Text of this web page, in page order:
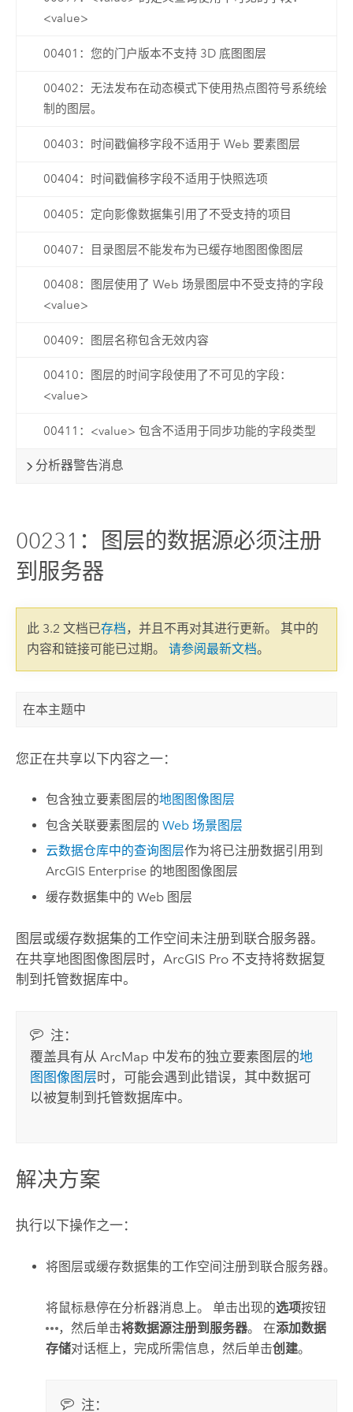
<value>
00401：您的门户版本不支持 3D 底图图层
00402：无法发布在动态模式下使用热点图符号系统绘
制的图层。
00403：时间戳偏移字段不适用于 Web 要素图层
00404：时间戳偏移字段不适用于快照选项
00405：定向影像数据集引用了不受支持的项目
00407：目录图层不能发布为已缓存地图图像图层
00408：图层使用了 Web 场景图层中不受支持的字段
<value>
00409：图层名称包含无效内容
00410：图层的时间字段使用了不可见的字段：
<value>
00411：<value> 包含不适用于同步功能的字段类型
分析器警告消息
00231：图层的数据源必须注册
到服务器
此 3.2 文档已存档，并且不再对其进行更新。 其中的
内容和链接可能已过期。 请参阅最新文档。
在本主题中
您正在共享以下内容之一：
包含独立要素图层的地图图像图层
包含关联要素图层的Web 场景图层
云数据仓库中的查询图层作为将已注册数据引用到
ArcGIS Enterprise 的地图图像图层
缓存数据集中的 Web 图层
图层或缓存数据集的工作空间未注册到联合服务器。
在共享地图图像图层时， ArcGIS Pro不支持将数据复
制到托管数据库中。
注：
覆盖具有从ArcMap 中发布的独立要素图层的地
图图像图层时，可能会遇到此错误，其中数据可
以被复制到托管数据库中。
解决方案
执行以下操作之一：
将图层或缓存数据集的工作空间注册到联合服务器。
将鼠标悬停在分析器消息上。 单击出现的选项按钮
，然后单击将数据源注册到服务器。 在添加数据
存储对话框上，完成所需信息，然后单击创建。
注：